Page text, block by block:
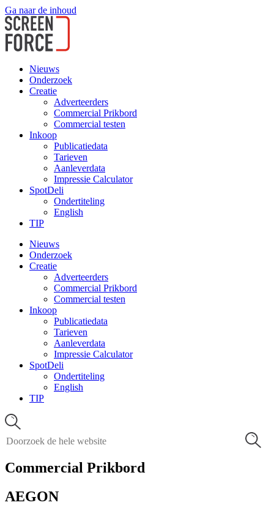
Ga naar de inhoud
Nieuws
Onderzoek
Creatie
Adverteerders
Commercial Prikbord
Commercial testen
Inkoop
Publicatiedata
Tarieven
Aanleverdata
Impressie Calculator
SpotDeli
Ondertiteling
English
TIP
Nieuws
Onderzoek
Creatie
Adverteerders
Commercial Prikbord
Commercial testen
Inkoop
Publicatiedata
Tarieven
Aanleverdata
Impressie Calculator
SpotDeli
Ondertiteling
English
TIP
Commercial Prikbord
AEGON